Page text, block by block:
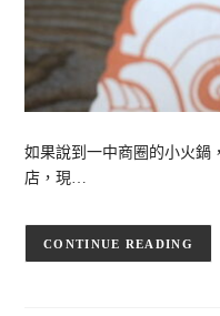
如果說到一中商圈的小火鍋
店，現…
CONTINUE READING